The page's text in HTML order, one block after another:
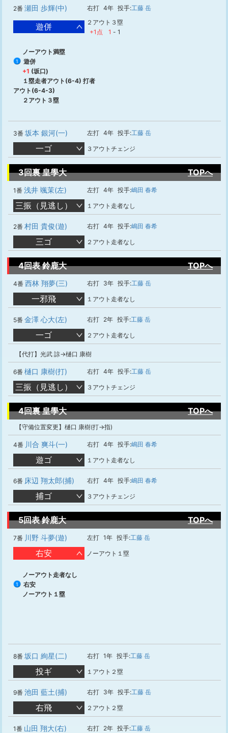
2番 瀬田 歩輝(中) 右打 4年 投手:工藤 岳
遊併
２アウト３塁
+1点
1 - 1
ノーアウト満塁
1
遊併
+1 (坂口)
１塁走者アウト(6-4) 打者
アウト(6-4-3)
２アウト３塁
3番 坂本 銀河(一) 左打 4年 投手:工藤 岳
一ゴ ３アウトチェンジ
3回裏 皇學大 TOPへ
1番 浅井 颯茉(左) 左打 4年 投手:嶋田 春希
三振（見逃し） １アウト走者なし
2番 村田 貴俊(遊) 右打 4年 投手:嶋田 春希
三ゴ ２アウト走者なし
4回表 鈴鹿大 TOPへ
4番 西林 翔夢(三) 右打 3年 投手:工藤 岳
一邪飛 １アウト走者なし
5番 金澤 心大(左) 右打 2年 投手:工藤 岳
一ゴ ２アウト走者なし
【代打】光武 諒→樋口 康樹
6番 樋口 康樹(打) 右打 4年 投手:工藤 岳
三振（見逃し） ３アウトチェンジ
4回裏 皇學大 TOPへ
【守備位置変更】樋口 康樹(打→指)
4番 川合 爽斗(一) 右打 4年 投手:嶋田 春希
遊ゴ １アウト走者なし
6番 床辺 翔太郎(捕) 右打 4年 投手:嶋田 春希
捕ゴ ３アウトチェンジ
5回表 鈴鹿大 TOPへ
7番 川野 斗夢(遊) 左打 1年 投手:工藤 岳
右安 ノーアウト１塁
ノーアウト走者なし
1
右安
ノーアウト１塁
8番 坂口 絢星(二) 右打 1年 投手:工藤 岳
投ギ １アウト２塁
9番 池田 藍土(捕) 右打 3年 投手:工藤 岳
右飛 ２アウト２塁
1番 山田 翔大(右) 右打 2年 投手:工藤 岳